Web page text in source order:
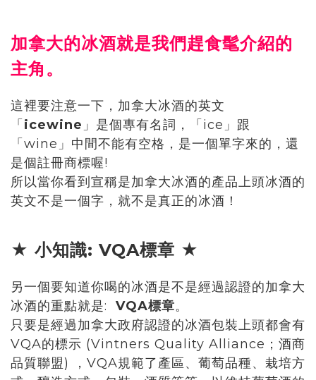
加拿大的冰酒就是我們趕食髦介紹的
主角。
這裡要注意一下，加拿大冰酒的英文
「 icewine 」是個專有名詞，「ice」跟
「wine」中間不能有空格，是一個單字來的，還
是個註冊商標喔!
所以當你看到宣稱是加拿大冰酒的產品上頭冰酒的
英文不是一個字，就不是真正的冰酒！
★ 小知識: VQA標章 ★
另一個要知道你喝的冰酒是不是經過認證的加拿大
冰酒的重點就是: VQA標章。
只要是經過加拿大政府認證的冰酒包裝上頭都會有
VQA的標示 (Vintners Quality Alliance；酒商
品質聯盟) ，VQA規範了產區、葡萄品種、栽培方